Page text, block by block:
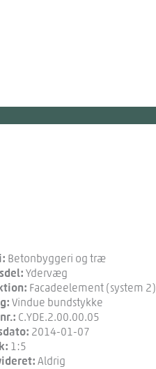
Betonbyggeri og træ
Ydervæg
Facadeelement (system 2)
Vindue bundstykke
C.YDE.2.00.00.05
2014-01-07
1:5
Aldrig